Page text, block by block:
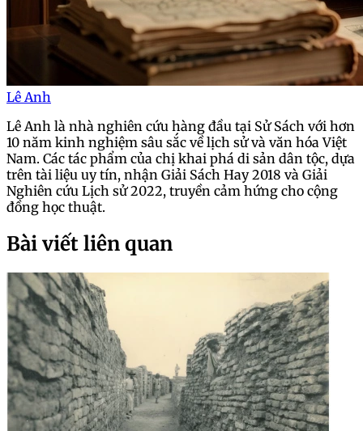
Lê Anh
Lê Anh là nhà nghiên cứu hàng đầu tại Sử Sách với hơn
10 năm kinh nghiệm sâu sắc về lịch sử và văn hóa Việt
Nam. Các tác phẩm của chị khai phá di sản dân tộc, dựa
trên tài liệu uy tín, nhận Giải Sách Hay 2018 và Giải
Nghiên cứu Lịch sử 2022, truyền cảm hứng cho cộng
đồng học thuật.
Bài viết liên quan